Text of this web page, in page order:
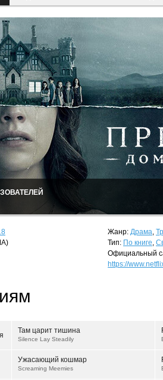
Жанр: Драма,
Тип: По книге,
Официальный
https://
Там царит тишина
Silence Lay Steadily
Ужасающий кошмар
Screaming Meemies